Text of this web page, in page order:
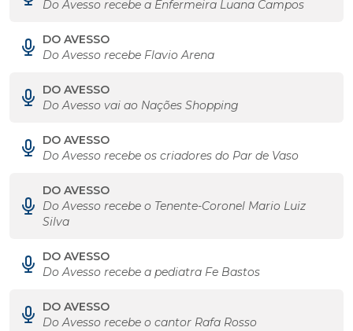
Do Avesso recebe a Enfermeira Luana Campos
DO AVESSO
Do Avesso recebe Flavio Arena
DO AVESSO
Do Avesso vai ao Nações Shopping
DO AVESSO
Do Avesso recebe os criadores do Par de Vaso
DO AVESSO
Do Avesso recebe o Tenente-Coronel Mario Luiz
Silva
DO AVESSO
Do Avesso recebe a pediatra Fe Bastos
DO AVESSO
Do Avesso recebe o cantor Rafa Rosso